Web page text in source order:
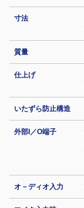
寸法
質量
仕上げ
いたずら防止構造
外部I／O端子
オ－ディオ入力